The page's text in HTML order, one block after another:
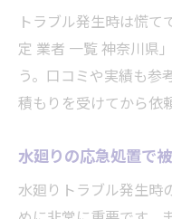
指定業者で
る安心
トラブル発生時は慌て
定 業者 一覧 神奈川県
う。口コミや実績も参
積もりを受けてから依
水廻りの応急処置で
水廻りトラブル発生時